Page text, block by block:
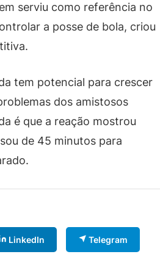
serviu como referência no
a posse de bola, criou
tem potencial para crescer
dos amistosos
é que a reação mostrou
de 45 minutos para
LinkedIn Telegram